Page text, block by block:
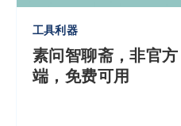
工具利器
素问智聊斋，非官
端，免费可用